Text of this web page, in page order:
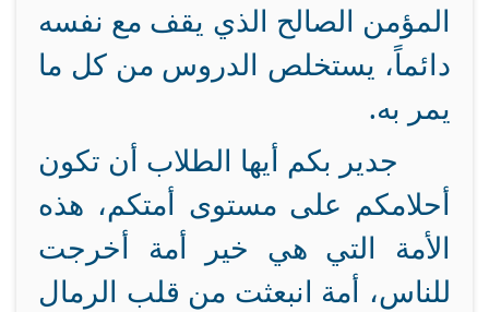
المؤمن الصالح الذي يقف مع نفسه
دائماً، يستخلص الدروس من كل ما
يمر به.
جدير بكم أيها الطلاب أن تكون
أحلامكم على مستوى أمتكم، هذه
الأمة التي هي خير أمة أخرجت
للناس، أمة انبعثت من قلب الرمال